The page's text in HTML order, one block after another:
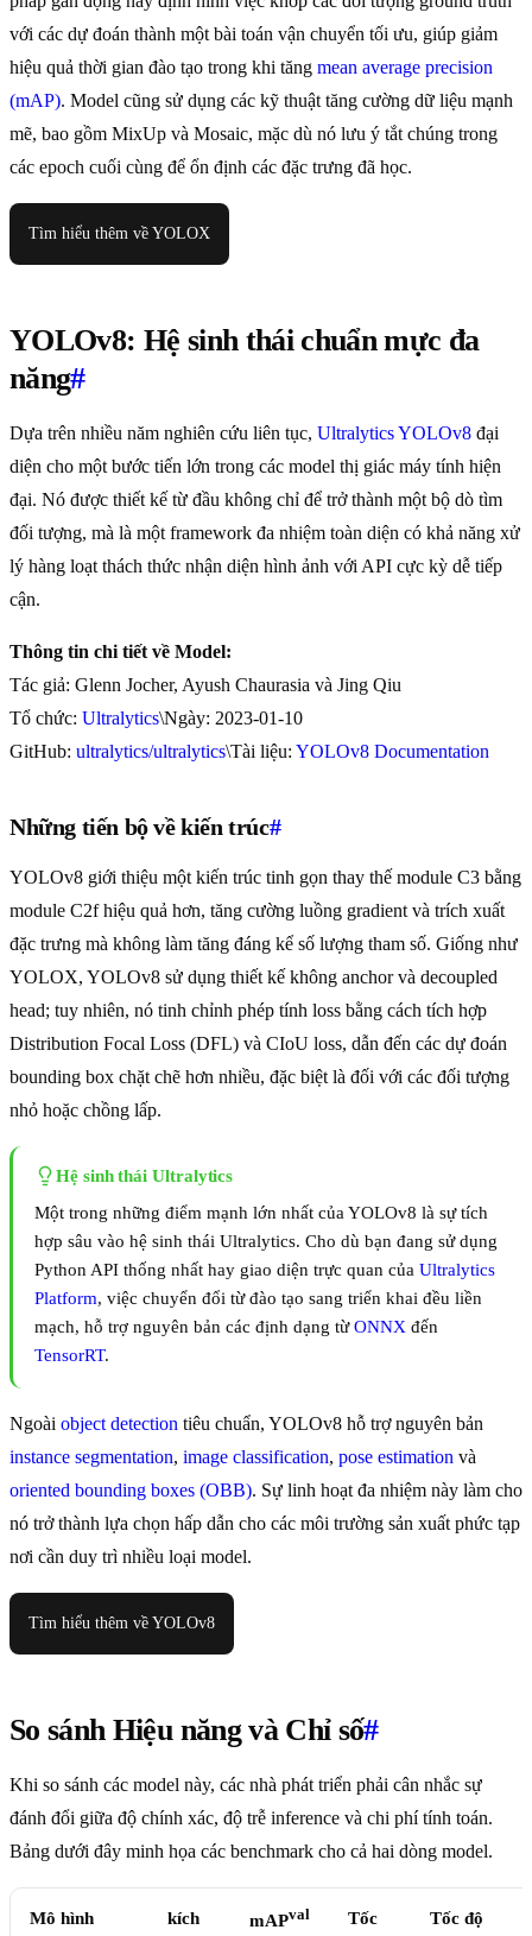
với các dự đoán thành một bài toán vận chuyển tối ưu, giúp giảm
hiệu quả thời gian đào tạo trong khi tăng mean average precision
(mAP). Model cũng sử dụng các kỹ thuật tăng cường dữ liệu mạnh
mẽ, bao gồm MixUp và Mosaic, mặc dù nó lưu ý tắt chúng trong
các epoch cuối cùng để ổn định các đặc trưng đã học.
Tìm hiểu thêm về YOLOX
YOLOv8: Hệ sinh thái chuẩn mực đa
năng#
Dựa trên nhiều năm nghiên cứu liên tục, Ultralytics YOLOv8 đại
diện cho một bước tiến lớn trong các model thị giác máy tính hiện
đại. Nó được thiết kế từ đầu không chỉ để trở thành một bộ dò tìm
đối tượng, mà là một framework đa nhiệm toàn diện có khả năng xử
lý hàng loạt thách thức nhận diện hình ảnh với API cực kỳ dễ tiếp
cận.
Thông tin chi tiết về Model:
Tác giả: Glenn Jocher, Ayush Chaurasia và Jing Qiu
Tổ chức: Ultralytics\Ngày: 2023-01-10
GitHub: ultralytics/ultralytics\Tài liệu: YOLOv8 Documentation
Những tiến bộ về kiến trúc#
YOLOv8 giới thiệu một kiến trúc tinh gọn thay thế module C3 bằng
module C2f hiệu quả hơn, tăng cường luồng gradient và trích xuất
đặc trưng mà không làm tăng đáng kể số lượng tham số. Giống như
YOLOX, YOLOv8 sử dụng thiết kế không anchor và decoupled
head; tuy nhiên, nó tinh chỉnh phép tính loss bằng cách tích hợp
Distribution Focal Loss (DFL) và CIoU loss, dẫn đến các dự đoán
bounding box chặt chẽ hơn nhiều, đặc biệt là đối với các đối tượng
nhỏ hoặc chồng lấp.
Hệ sinh thái Ultralytics
Một trong những điểm mạnh lớn nhất của YOLOv8 là sự tích
hợp sâu vào hệ sinh thái Ultralytics. Cho dù bạn đang sử dụng
Python API thống nhất hay giao diện trực quan của Ultralytics
Platform, việc chuyển đổi từ đào tạo sang triển khai đều liền
mạch, hỗ trợ nguyên bản các định dạng từONNX đến
TensorRT.
Ngoài object detection tiêu chuẩn, YOLOv8 hỗ trợ nguyên bản
instance segmentation, image classification, pose estimation và
oriented bounding boxes (OBB). Sự linh hoạt đa nhiệm này làm cho
nó trở thành lựa chọn hấp dẫn cho các môi trường sản xuất phức tạp
nơi cần duy trì nhiều loại model.
Tìm hiểu thêm về YOLOv8
So sánh Hiệu năng và Chỉ số#
Khi so sánh các model này, các nhà phát triển phải cân nhắc sự
đánh đổi giữa độ chính xác, độ trễ inference và chi phí tính toán.
Bảng dưới đây minh họa các benchmark cho cả hai dòng model.
Mô hình
kích
mAPval
Tốc
Tốc độ